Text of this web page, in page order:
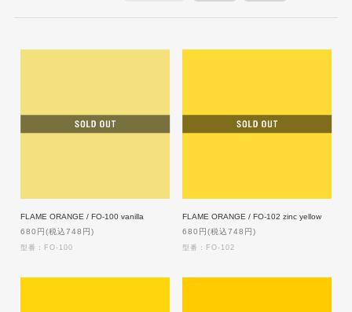
FLAME ORANGE / FO-100 vanilla
680円(税込748円)
型番：FO-100
FLAME ORANGE / FO-102 zinc yellow
680円(税込748円)
型番：FO-102